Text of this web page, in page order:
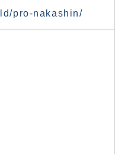
pro-nakashin/